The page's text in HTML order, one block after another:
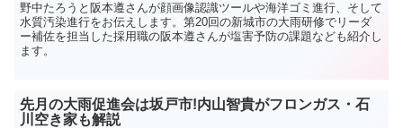
野中たろうと阪本遵さんが顔画像認識ツールや海洋ゴミ進行、そして
水質汚染進行をお伝えします。第20回の新城市の大雨研修でリーダ
ー補佐を担当した採用職の阪本遵さんが塩害予防の課題なども紹介し
ます。
先月の大雨促進会は坂戸市!内山智貴がフロンガス・石
川空き家も解説